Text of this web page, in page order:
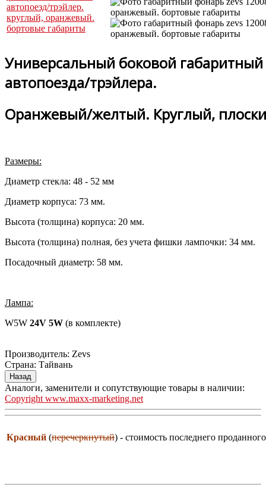
Универсальный боковой
автопоезда/трэйлера.
Оранжевый/желтый. Круглый,
Размеры:
Диаметр стекла: 48 - 52 мм
Диаметр корпуса: 73 мм.
Высота (толщина) корпуса: 20 мм.
Высота (толщина) полная, без учета фишки лампочки: 34 мм.
Посадочный диаметр: 58 мм.
Лампа:
W5W 24V 5W (в комплекте)
Производитель: Zevs
Страна: Тайвань
Аналоги, заменители и сопутствующие товары в наличии:
Copyright www.maxx-marketing.net
Красный (перечеркнутый) - стоимость последнего